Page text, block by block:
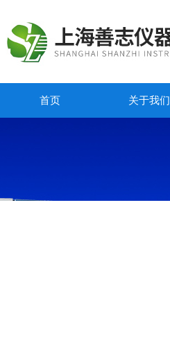
首页 关于我们